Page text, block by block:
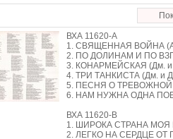
ВХА 11620-А
1. СВЯЩЕННАЯ ВОЙНА (А.
2. ПО ДОЛИНАМ И ПО
3. КОНАРМЕЙСКАЯ (Дм. и
4. ТРИ ТАНКИСТА (Дм. и
5. ПЕСНЯ О ТРЕВОЖНОЙ
6. НАМ НУЖНА ОДНА
ВХА 11620-В
1. ШИРОКА СТРАНА МОЯ
2. ЛЕГКО НА СЕРДЦЕ ОТ